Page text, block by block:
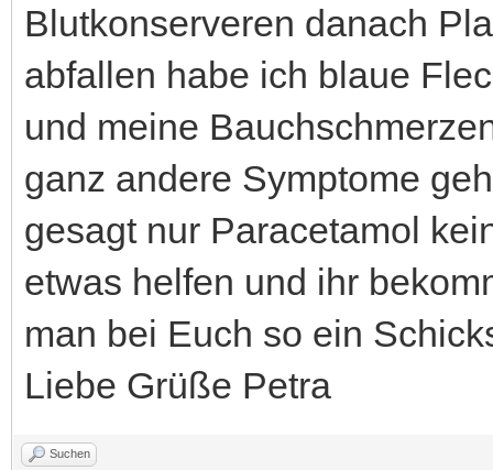
Blutkonserveren danach
abfallen habe ich blaue
und meine
ganz andere Symptome
gesagt nur Paracetamol
etwas helfen und ihr
man bei Euch so ein
Liebe Grüße Petra
Suchen